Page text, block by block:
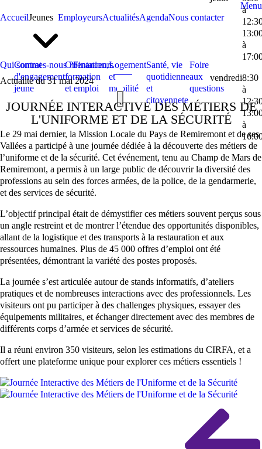
à
à
vendredi8:30
à
à
Menu
AccueilJeunes
Contrat
d'engagement
jeune
Orientation,
formation
et emploi
Logement
et
mobilité
Santé, vie
quotidienne
et
citoyennete
Foire
aux
questions
EmployeursActualitésAgendaNous contacter
Qui sommes-nous ?Financeurs
Actualité du 31 mai 2024
JOURNÉE INTERACTIVE DES MÉTIERS DE
L'UNIFORME ET DE LA SÉCURITÉ
Le 29 mai dernier, la Mission Locale du Pays de Remiremont et de ses
Vallées a participé à une journée dédiée à la découverte des métiers de
l’uniforme et de la sécurité. Cet événement, tenu au Champ de Mars de
Remiremont, a permis à un large public de découvrir la diversité des
professions au sein des forces armées, de la police, de la gendarmerie,
et des services de sécurité.
L’objectif principal était de démystifier ces métiers souvent perçus sous
un angle restreint et de montrer l’étendue des opportunités disponibles,
allant de la logistique et des transports à la restauration et aux
ressources humaines. Plus de 45 000 offres d’emploi ont été
présentées, démontrant la variété des postes proposés.
La journée s’est articulée autour de stands informatifs, d’ateliers
pratiques et de nombreuses interactions avec des professionnels. Les
visiteurs ont pu participer à des challenges physiques, essayer des
équipements militaires, et échanger directement avec des membres de
différents corps d’armée et services de sécurité.
Il a réuni environ 350 visiteurs, selon les estimations du CIRFA, et a
offert une plateforme unique pour explorer ces métiers essentiels !